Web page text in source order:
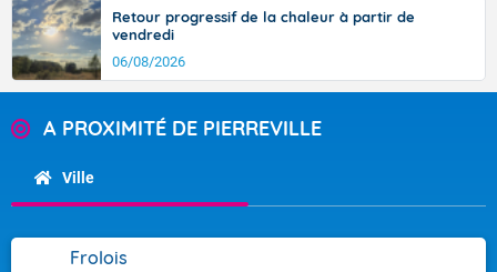
Retour progressif de la chaleur à partir de
vendredi
06/08/2026
A PROXIMITÉ DE PIERREVILLE
Ville
Frolois